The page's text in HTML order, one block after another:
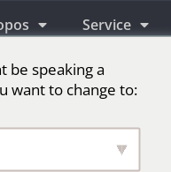
Service
Information
be speaking a
want to change to: